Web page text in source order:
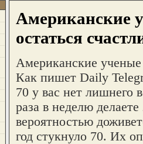
Американские
остаться
Американские
Как пишет Daily
70 у вас нет лишнего
раза в неделю
вероятностью
год стукнуло 70. Их